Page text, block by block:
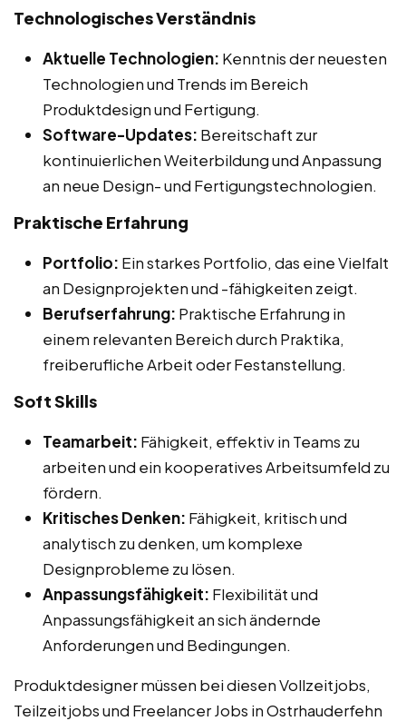
Technologisches Verständnis
Aktuelle Technologien: Kenntnis der neuesten
Technologien und Trends im Bereich
Produktdesign und Fertigung.
Software-Updates: Bereitschaft zur
kontinuierlichen Weiterbildung und Anpassung
an neue Design- und Fertigungstechnologien.
Praktische Erfahrung
Portfolio: Ein starkes Portfolio, das eine Vielfalt
an Designprojekten und -fähigkeiten zeigt.
Berufserfahrung: Praktische Erfahrung in
einem relevanten Bereich durch Praktika,
freiberufliche Arbeit oder Festanstellung.
Soft Skills
Teamarbeit: Fähigkeit, effektiv in Teams zu
arbeiten und ein kooperatives Arbeitsumfeld zu
fördern.
Kritisches Denken: Fähigkeit, kritisch und
analytisch zu denken, um komplexe
Designprobleme zu lösen.
Anpassungsfähigkeit: Flexibilität und
Anpassungsfähigkeit an sich ändernde
Anforderungen und Bedingungen.
Produktdesigner müssen bei diesen Vollzeitjobs,
Teilzeitjobs und Freelancer Jobs in Ostrhauderfehn